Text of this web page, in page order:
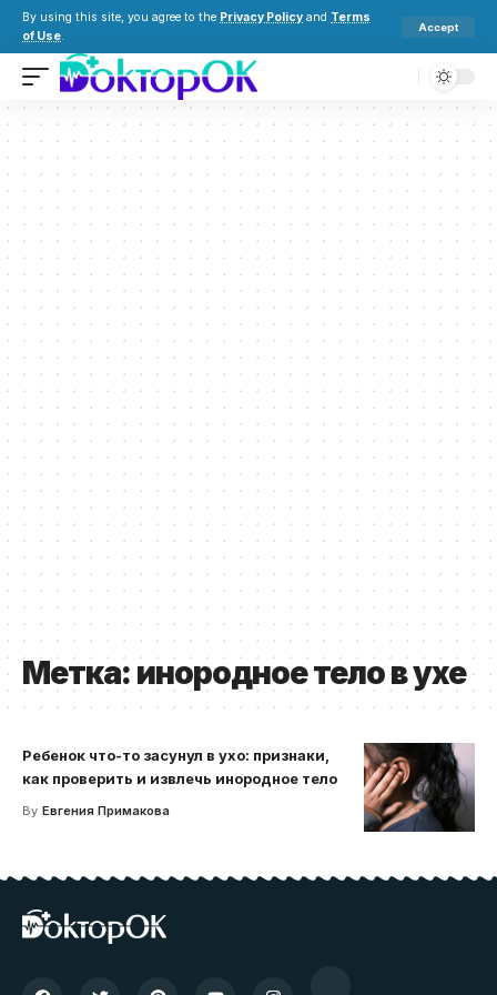
By using this site, you agree to the Privacy Policy and Terms
of Use.
Accept
Метка: инородное тело в ухе
Ребенок что-то засунул в ухо: признаки,
как проверить и извлечь инородное тело
By Евгения Примакова